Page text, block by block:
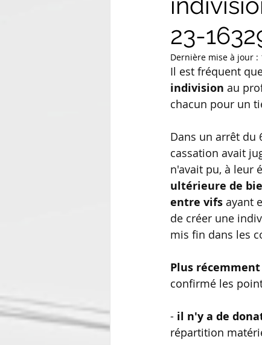
23-
Dernière mise à jour :
Il est fréquent
indivision au
chacun pour un
Dans un arrêt du
cassation avait
n'avait pu, à leur
ultérieure de
entre vifs ayant
de créer une
mis fin dans les
Plus récemment
confirmé les
- il n'y a de
répartition